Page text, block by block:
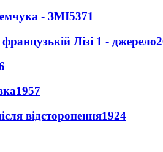
- ЗМІ5371
Лізі 1 - джерело
1957
відсторонення1924